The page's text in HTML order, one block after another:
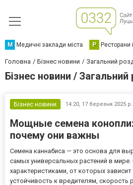
М Медичні заклади міста Р Ресторани
Головна Бізнес новини Загальний
Бізнес новини / Загальний
Бізнес новини 14:20, 17 березня 2025 р.
Мощные семена конопли:
почему они важны
Семена каннабиса — это основа для
самых универсальных растений в
характеристиками, от которых
устойчивость к вредителям, скорость